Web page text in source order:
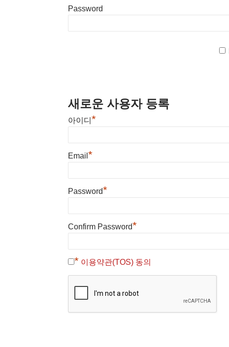
Password
새로운 사용자 등록
아이디 *
Email *
Password*
Confirm Password*
* 이용약관(TOS) 동의